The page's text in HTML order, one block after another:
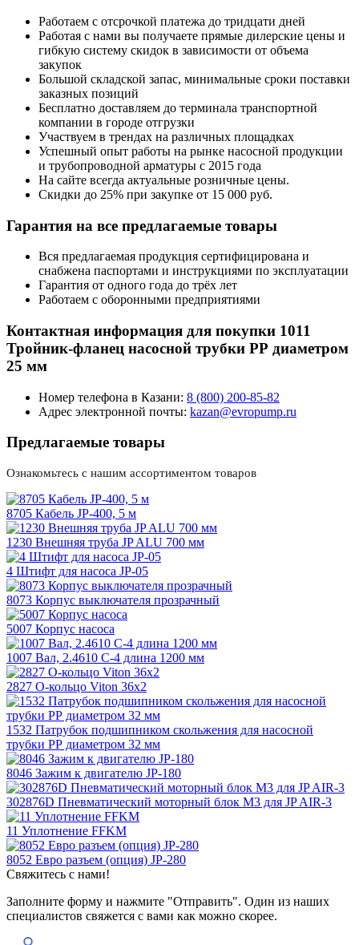
Работаем с отсрочкой платежа до тридцати дней
Работая с нами вы получаете прямые дилерские цены и
гибкую систему скидок в зависимости от объема
закупок
Большой складской запас, минимальные сроки поставки
заказных позиций
Бесплатно доставляем до терминала транспортной
компании в городе отгрузки
Участвуем в трендах на различных площадках
Успешный опыт работы на рынке насосной продукции
и трубопроводной арматуры с 2015 года
На сайте всегда актуальные розничные цены.
Скидки до 25% при закупке от 15 000 руб.
Гарантия на все предлагаемые товары
Вся предлагаемая продукция сертифицирована и
снабжена паспортами и инструкциями по эксплуатации
Гарантия от одного года до трёх лет
Работаем с оборонными предприятиями
Контактная информация для покупки 1011
Тройник-фланец насосной трубки РР диаметром
25 мм
Номер телефона в Казани: 8 (800) 200-85-82
Адрес электронной почты: kazan@evropump.ru
Предлагаемые товары
Ознакомьтесь с нашим ассортиментом товаров
8705 Кабель JP-400, 5 м
1230 Внешняя труба JP ALU 700 мм
4 Штифт для насоса JP-05
8073 Корпус выключателя прозрачный
5007 Корпус насоса
1007 Вал, 2.4610 С-4 длина 1200 мм
2827 O-кольцо Viton 36x2
1532 Патрубок подшипником скольжения для насосной
трубки РР диаметром 32 мм
8046 Зажим к двигателю JP-180
302876D Пневматический моторный блок M3 для JP AIR-3
11 Уплотнение FFKM
8052 Евро разъем (опция) JP-280
Свяжитесь с нами!
Заполните форму и нажмите "Отправить". Один из наших
специалистов свяжется с вами как можно скорее.